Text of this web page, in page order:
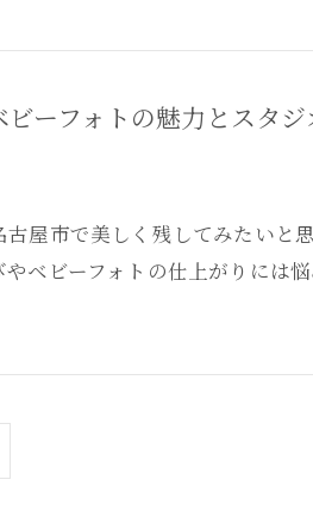
ーフォトの魅力とスタジ
屋市で美しく残してみたいと
ベビーフォトの仕上がりには